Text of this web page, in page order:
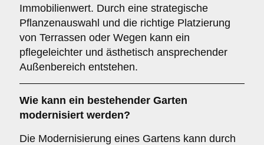
Immobilienwert. Durch eine strategische
Pflanzenauswahl und die richtige Platzierung
von Terrassen oder Wegen kann ein
pflegeleichter und ästhetisch ansprechender
Außenbereich entstehen.
Wie kann ein bestehender Garten
modernisiert werden?
Die Modernisierung eines Gartens kann durch